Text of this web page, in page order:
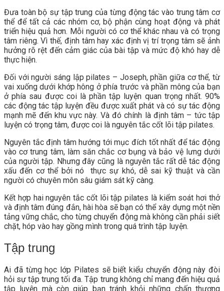
Đưa toàn bộ sự tập trung của từng động tác vào trung tâm cơ
thể để tất cả các nhóm cơ, bộ phận cùng hoạt động và phát
triển hiệu quả hơn. Mỗi người có cơ thể khác nhau và có trọng
tâm riêng. Vì thế, định tâm hay xác định vị trí trọng tâm sẽ ảnh
hưởng rõ rệt đến cảm giác của bài tập và mức độ khó hay dễ
thực hiện.
Đối với người sáng lập pilates – Joseph, phần giữa cơ thể, từ
vai xuống dưới khớp hông ở phía trước và phần mông của bạn
ở phía sau được coi là phần tập luyện quan trọng nhất. 90%
các động tác tập luyện đều được xuất phát và có sự tác động
mạnh mẽ đến khu vực này. Và đó chính là định tâm – tức tập
luyện có trọng tâm, được coi là nguyên tắc cốt lõi tập pilates.
Nguyên tắc định tâm hướng tới mục đích tốt nhất để tác động
vào cơ trung tâm, làm săn chắc cơ bụng và bảo vệ lưng dưới
của người tập. Nhưng đây cũng là nguyên tắc rất dễ tác động
xấu đến cơ thể bởi nó thực sự khó, dễ sai kỹ thuật và cần
người có chuyên môn sâu giám sát kỹ càng.
Kết hợp hai nguyên tắc cốt lõi tập pilates là kiểm soát hơi thở
và định tâm đúng đắn, hài hòa sẽ bạn có thể xây dựng một nền
tảng vững chắc, cho từng chuyển động mà không cần phải siết
chặt, hóp vào hay gồng mình trong quá trình tập luyện.
Tập trung
Ai đã từng học lớp Pilates sẽ biết kiểu chuyển động này đòi
hỏi sự tập trung tối đa. Tập trung không chỉ mang đến hiệu quả
tập luyện mà còn giúp bạn tránh khỏi những chấn thương